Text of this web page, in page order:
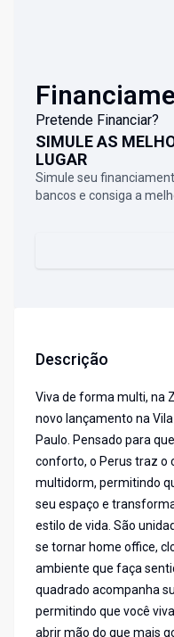
Pretende Financiar?
SIMULE AS
LUGAR
Simule seu
bancos e consiga a
Descrição
Viva de forma multi, na
novo lançamento na
Paulo. Pensado para
conforto, o Perus traz o
multidorm, permitindo
seu espaço e
estilo de vida. São
se tornar home office,
ambiente que faça
quadrado acompanha
permitindo que você
abrir mão do que mais